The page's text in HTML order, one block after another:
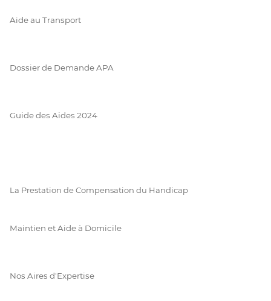
Aide au Transport
Dossier de Demande APA
Guide des Aides 2024
La Prestation de Compensation du Handicap
Maintien et Aide à Domicile
Nos Aires d'Expertise